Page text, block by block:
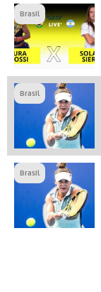
Brasil
Brasil
Brasil